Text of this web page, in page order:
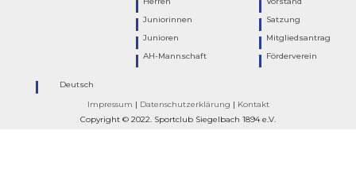
Juniorinnen
Junioren
AH-Mannschaft
Satzung
Mitgliedsantrag
Förderverein
Deutsch
Impressum | Datenschutzerklärung | Kontakt
Copyright © 2022. Sportclub Siegelbach 1894 e.V.